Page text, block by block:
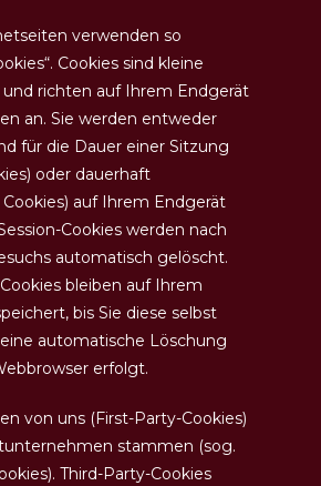
verwenden so
Cookies sind kleine
richten auf Ihrem Endgerät
an. Sie werden entweder
für die Dauer einer Sitzung
oder dauerhaft
auf Ihrem Endgerät
Cookies werden nach
automatisch gelöscht.
bleiben auf Ihrem
bis Sie diese selbst
automatische Löschung
erfolgt.
von uns (First-Party-Cookies)
stammen (sog.
Third-Party-Cookies